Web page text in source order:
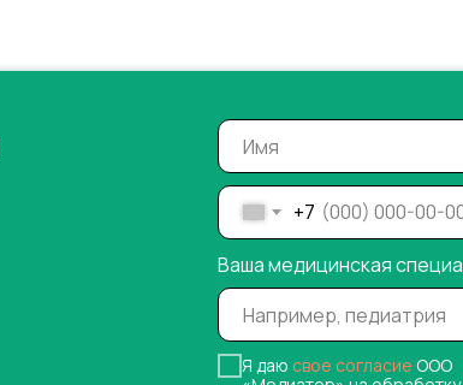
+7
Ваша медицинская
Я даю свое согласие ООО